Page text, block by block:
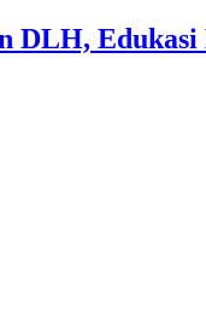
DLH,